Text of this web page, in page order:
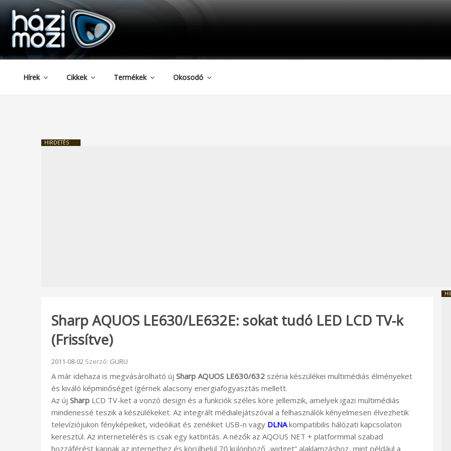
Tartalomhoz
HAZIMOZI
Hírek Cikkek Termékek Okosodó
HIRDETÉS
Sharp AQUOS LE630/LE632E: sokat tudó LED LCD TV-k
(Frissítve)
Beküldve:
2011-08-02 Szerző: GURU
A már idehaza is megvásárolható új Sharp AQUOS LE630/632 széria készülékei multimédiás élményeket
és kiváló képminőséget ígérnek alacsony energiafogyasztás mellett.
Az új Sharp LCD TV-ket a vonzó design és a funkciók széles köre jellemzik, amelyek igazi multimédiás
mindenessé teszik a készülékeket. Az integrált médialejátszóval a felhasználók kényelmesen élvezhetik
televíziójukon fényképeiket, videóikat és zenéiket USB-n vagy DLNAkompatibilis hálózati kapcsolaton
keresztül. Az internetelérés is csak egy kattintás. A nézők az AQOUS NET + platformmal szabad
hozzáférést kapnak az internethez és körülbelül 70 különböző „widget” alaklamzáshoz, mint például a